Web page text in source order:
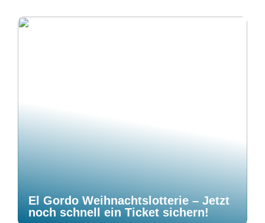
El Gordo Weihnachtslotterie – Jetzt
noch schnell ein Ticket sichern!